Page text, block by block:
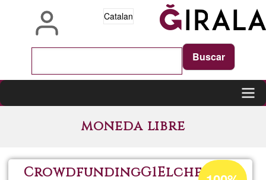
Catalan
navigation
moneda libre
CrowdfundingG1ElchePercentatge